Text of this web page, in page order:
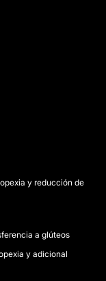
y reducción de
a glúteos
y adicional